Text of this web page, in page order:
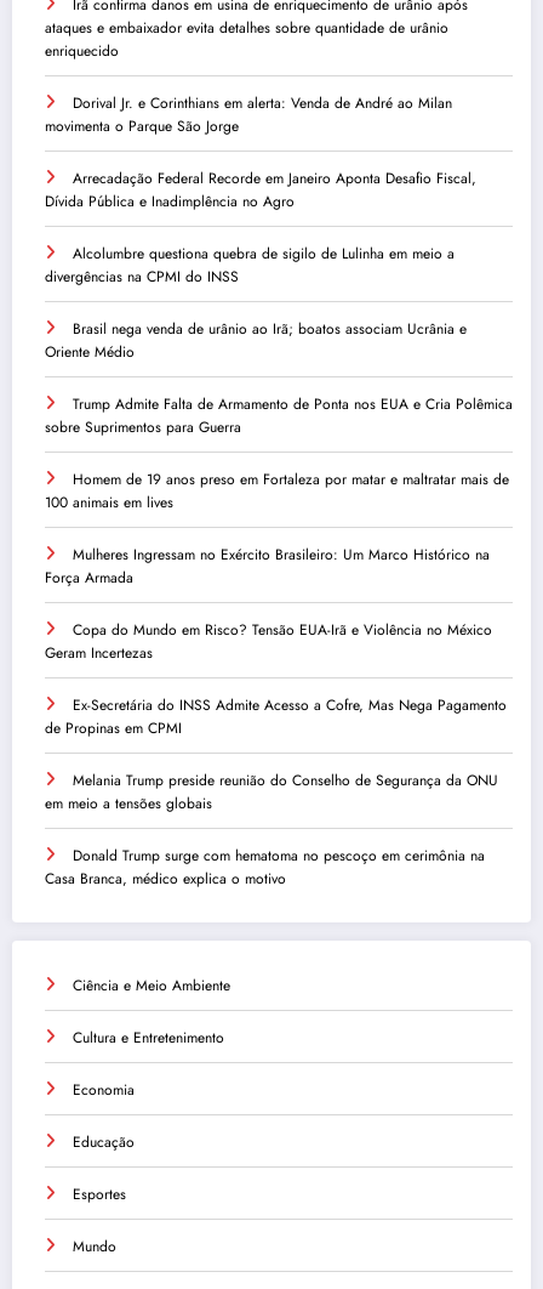
Irã confirma danos em usina de enriquecimento de urânio após
ataques e embaixador evita detalhes sobre quantidade de urânio
enriquecido
Dorival Jr. e Corinthians em alerta: Venda de André ao Milan
movimenta o Parque São Jorge
Arrecadação Federal Recorde em Janeiro Aponta Desafio Fiscal,
Dívida Pública e Inadimplência no Agro
Alcolumbre questiona quebra de sigilo de Lulinha em meio a
divergências na CPMI do INSS
Brasil nega venda de urânio ao Irã; boatos associam Ucrânia e
Oriente Médio
Trump Admite Falta de Armamento de Ponta nos EUA e Cria Polêmica
sobre Suprimentos para Guerra
Homem de 19 anos preso em Fortaleza por matar e maltratar mais de
100 animais em lives
Mulheres Ingressam no Exército Brasileiro: Um Marco Histórico na
Força Armada
Copa do Mundo em Risco? Tensão EUA-Irã e Violência no México
Geram Incertezas
Ex-Secretária do INSS Admite Acesso a Cofre, Mas Nega Pagamento
de Propinas em CPMI
Melania Trump preside reunião do Conselho de Segurança da ONU
em meio a tensões globais
Donald Trump surge com hematoma no pescoço em cerimônia na
Casa Branca, médico explica o motivo
Ciência e Meio Ambiente
Cultura e Entretenimento
Economia
Educação
Esportes
Mundo